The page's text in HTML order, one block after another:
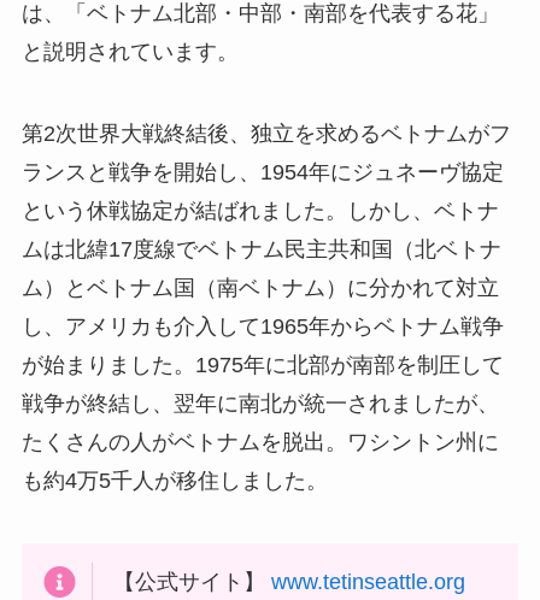
は、「ベトナム北部・中部・南部を代表する花」
と説明されています。
第2次世界大戦終結後、独立を求めるベトナムがフ
ランスと戦争を開始し、1954年にジュネーヴ協定
という休戦協定が結ばれました。しかし、ベトナ
ムは北緯17度線でベトナム民主共和国（北ベトナ
ム）とベトナム国（南ベトナム）に分かれて対立
し、アメリカも介入して1965年からベトナム戦争
が始まりました。1975年に北部が南部を制圧して
戦争が終結し、翌年に南北が統一されましたが、
たくさんの人がベトナムを脱出。ワシントン州に
も約4万5千人が移住しました。
【公式サイト】www.tetinseattle.org